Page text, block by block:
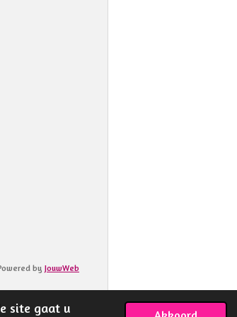
site gaat u
by JouwWeb